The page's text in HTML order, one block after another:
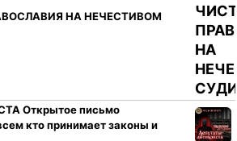
НА НЕЧЕСТИВОМ
Открытое письмо
кто принимает законы и